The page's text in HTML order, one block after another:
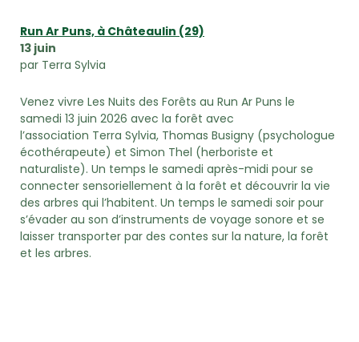
Run Ar Puns, à Châteaulin (29)
13 juin
par Terra Sylvia
Venez vivre Les Nuits des Forêts au Run Ar Puns le
samedi 13 juin 2026 avec la forêt avec
l’association Terra Sylvia, Thomas Busigny (psychologue
écothérapeute) et Simon Thel (herboriste et
naturaliste). Un temps le samedi après-midi pour se
connecter sensoriellement à la forêt et découvrir la vie
des arbres qui l’habitent. Un temps le samedi soir pour
s’évader au son d’instruments de voyage sonore et se
laisser transporter par des contes sur la nature, la forêt
et les arbres.